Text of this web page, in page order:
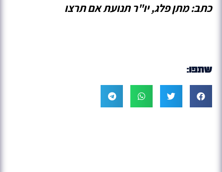
כתב: מתן פלג, יו"ר תנועת אם תרצו
שתפו: